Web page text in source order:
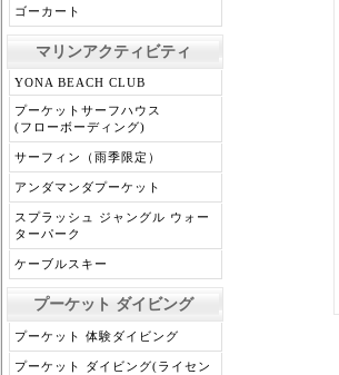
ゴーカート
マリンアクティビティ
YONA BEACH CLUB
プーケットサーフハウス
(フローボーディング)
サーフィン（雨季限定）
アンダマンダプーケット
スプラッシュ ジャングル ウォー
ターパーク
ケーブルスキー
プーケット ダイビング
プーケット 体験ダイビング
プーケット ダイビング(ライセン